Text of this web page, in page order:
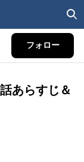
フォロー
あらすじ＆